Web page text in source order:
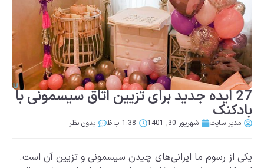
ایده جدید برای تزیین اتاق سیسمونی با
سایت شهریور 30, 1401 1:38 ب.ظ بدون نظر
رسوم ما ایرانی‌های چیدن سیسمونی و تزیین آن است.